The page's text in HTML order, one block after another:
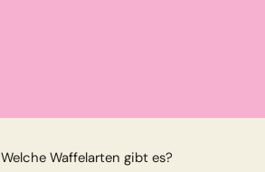
Welche Waffelarten gibt es?